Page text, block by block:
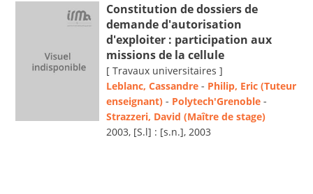
Constitution de dossiers de
demande d'autorisation
d'exploiter : participation aux
missions de la cellule
[ Travaux universitaires ]
Leblanc, Cassandre - Philip, Eric (Tuteur
enseignant) - Polytech'Grenoble -
Strazzeri, David (Maître de stage)
2003, [S.l] : [s.n.], 2003